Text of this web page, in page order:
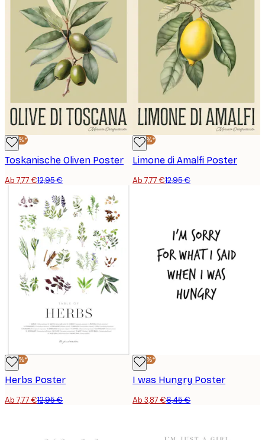
-40%*
Toskanische Oliven Poster
Ab 7,77 €12,95 €
-40%*
Limone di Amalfi Poster
Ab 7,77 €12,95 €
-40%*
Herbs Poster
Ab 7,77 €12,95 €
-40%*
I was Hungry Poster
Ab 3,87 €6,45 €